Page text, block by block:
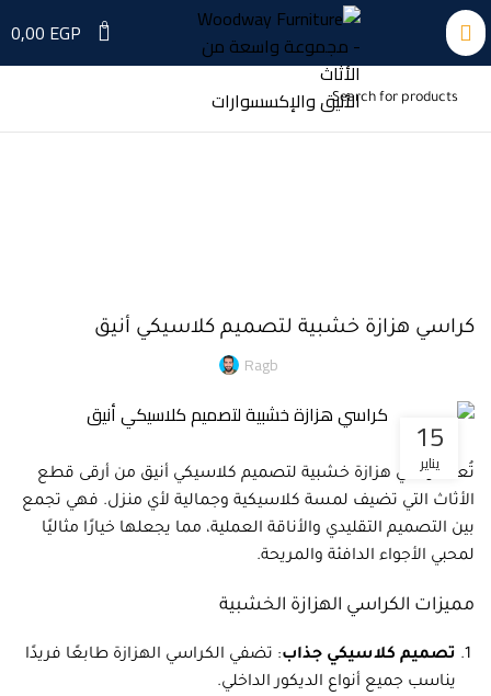
0
0,00 EGP
كراسي هزازة خشبية لتصميم كلاسيكي أنيق
Ragb
15
يناير
تُعد كراسي هزازة خشبية لتصميم كلاسيكي أنيق من أرقى قطع
الأثاث التي تضيف لمسة كلاسيكية وجمالية لأي منزل. فهي تجمع
بين التصميم التقليدي والأناقة العملية، مما يجعلها خيارًا مثاليًا
لمحبي الأجواء الدافئة والمريحة.
مميزات الكراسي الهزازة الخشبية
تصميم كلاسيكي جذاب: تضفي الكراسي الهزازة طابعًا فريدًا
يناسب جميع أنواع الديكور الداخلي.